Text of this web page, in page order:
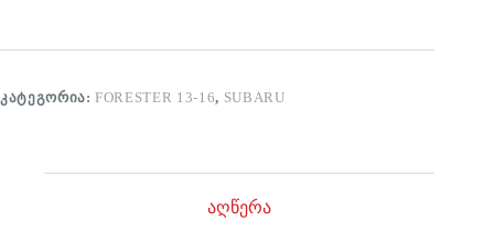
ᲙᲐᲢᲔᲒᲝᲠᲘᲐ:FORESTER 13-16, SUBARU
აღწერა